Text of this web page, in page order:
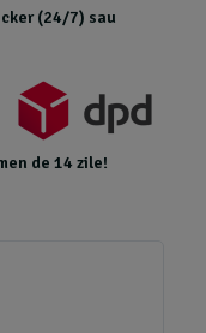
(24/7) sau
de 14 zile!